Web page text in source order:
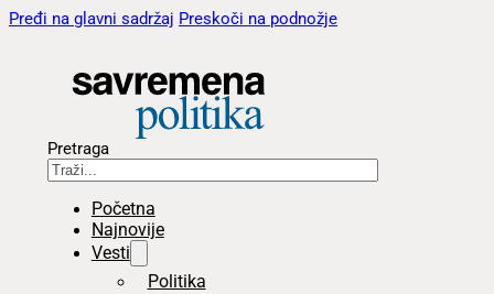
Pređi na glavni sadržaj Preskoči na podnožje
Pretraga
Početna
Najnovije
Vesti
Politika